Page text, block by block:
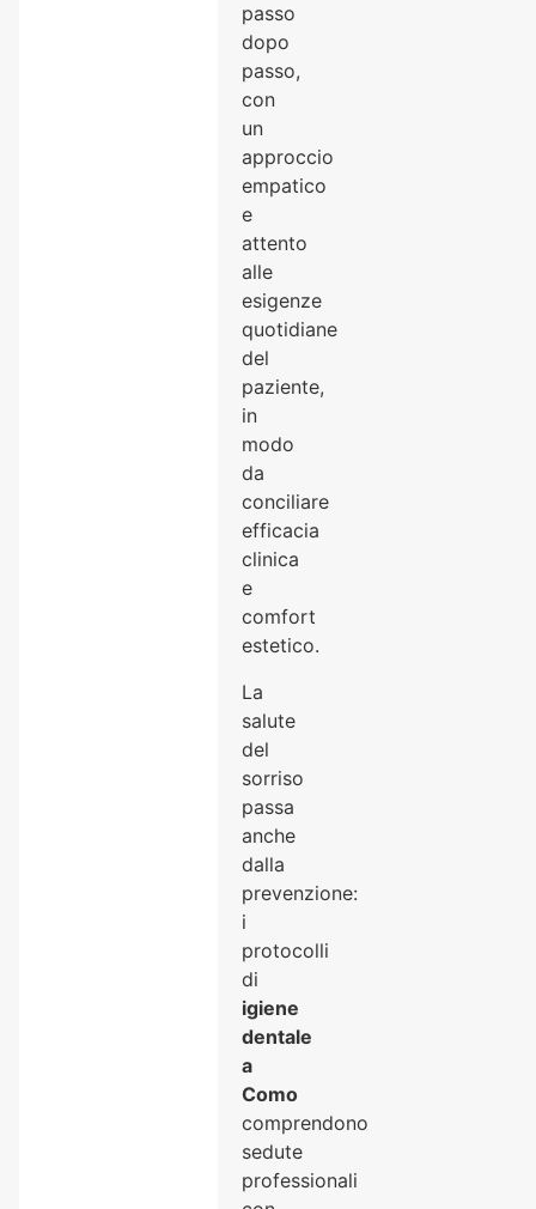
passo
dopo
passo,
con
un
approccio
empatico
e
attento
alle
esigenze
quotidiane
del
paziente,
in
modo
da
conciliare
efficacia
clinica
e
comfort
estetico.
La
salute
del
sorriso
passa
anche
dalla
prevenzione:
i
protocolli
di
igiene
dentale
a
Como
comprendono
sedute
professionali